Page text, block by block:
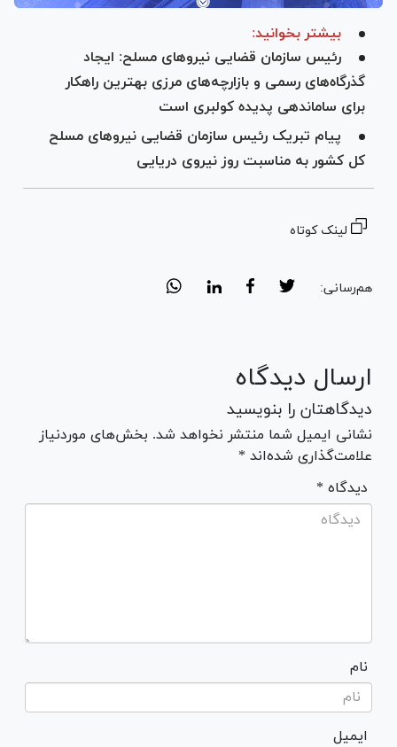
بیشتر بخوانید:
رئیس سازمان قضایی نیرو‌های مسلح: ایجاد
گذرگاه‌های رسمی و بازارچه‌های مرزی بهترین راهکار
برای ساماندهی پدیده کولبری است
پیام تبریک رئیس سازمان قضایی نیرو‌های مسلح
کل کشور به مناسبت روز نیروی دریایی
لینک کوتاه
هم‌رسانی:
ارسال دیدگاه
دیدگاهتان را بنویسید
نشانی ایمیل شما منتشر نخواهد شد. بخش‌های موردنیاز
علامت‌گذاری شده‌اند *
* دیدگاه
نام
ایمیل